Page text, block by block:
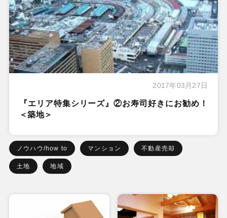
2017年03月27日
『エリア特集シリーズ』②お寿司好きにお勧め！
＜築地＞
ノウハウ/how to マンション 不動産売却
土地 地域